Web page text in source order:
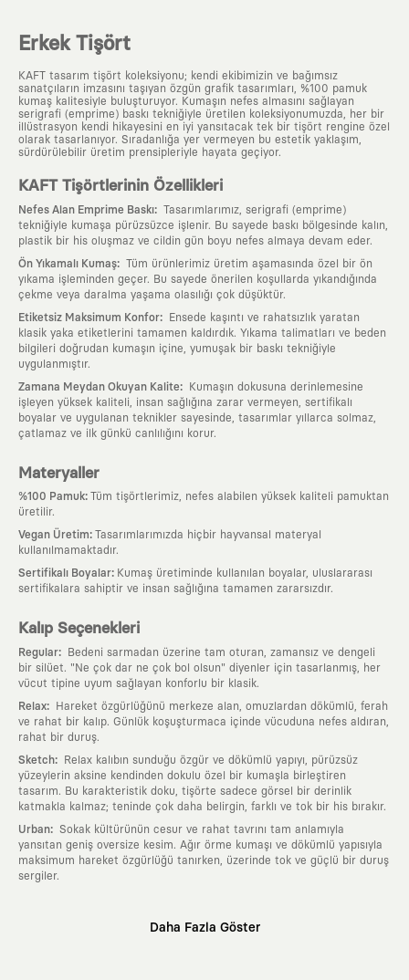
Erkek Tişört
KAFT tasarım tişört koleksiyonu; kendi ekibimizin ve bağımsız
sanatçıların imzasını taşıyan özgün grafik tasarımları, %100 pamuk
kumaş kalitesiyle buluşturuyor. Kumaşın nefes almasını sağlayan
serigrafi (emprime) baskı tekniğiyle üretilen koleksiyonumuzda, her bir
illüstrasyon kendi hikayesini en iyi yansıtacak tek bir tişört rengine özel
olarak tasarlanıyor. Sıradanlığa yer vermeyen bu estetik yaklaşım,
sürdürülebilir üretim prensipleriyle hayata geçiyor.
KAFT Tişörtlerinin Özellikleri
Nefes Alan Emprime Baskı: Tasarımlarımız, serigrafi (emprime)
tekniğiyle kumaşa pürüzsüzce işlenir. Bu sayede baskı bölgesinde kalın,
plastik bir his oluşmaz ve cildin gün boyu nefes almaya devam eder.
Ön Yıkamalı Kumaş: Tüm ürünlerimiz üretim aşamasında özel bir ön
yıkama işleminden geçer. Bu sayede önerilen koşullarda yıkandığında
çekme veya daralma yaşama olasılığı çok düşüktür.
Etiketsiz Maksimum Konfor:
Ensede kaşıntı ve rahatsızlık yaratan
klasik yaka etiketlerini tamamen kaldırdık. Yıkama talimatları ve beden
bilgileri doğrudan kumaşın içine, yumuşak bir baskı tekniğiyle
uygulanmıştır.
Zamana Meydan Okuyan Kalite:
Kumaşın dokusuna derinlemesine
işleyen yüksek kaliteli, insan sağlığına zarar vermeyen, sertifikalı
boyalar ve uygulanan teknikler sayesinde, tasarımlar yıllarca solmaz,
çatlamaz ve ilk günkü canlılığını korur.
Materyaller
%100 Pamuk: Tüm tişörtlerimiz, nefes alabilen yüksek kaliteli pamuktan
üretilir.
Vegan Üretim: Tasarımlarımızda hiçbir hayvansal materyal
kullanılmamaktadır.
Sertifikalı Boyalar: Kumaş üretiminde kullanılan boyalar, uluslararası
sertifikalara sahiptir ve insan sağlığına tamamen zararsızdır.
Kalıp Seçenekleri
Regular:
Bedeni sarmadan üzerine tam oturan, zamansız ve dengeli
bir silüet. "Ne çok dar ne çok bol olsun" diyenler için tasarlanmış, her
vücut tipine uyum sağlayan konforlu bir klasik.
Relax:
Hareket özgürlüğünü merkeze alan, omuzlardan dökümlü, ferah
ve rahat bir kalıp. Günlük koşuşturmaca içinde vücuduna nefes aldıran,
rahat bir duruş.
Sketch:
Relax kalıbın sunduğu özgür ve dökümlü yapıyı, pürüzsüz
yüzeylerin aksine kendinden dokulu özel bir kumaşla birleştiren
tasarım. Bu karakteristik doku, tişörte sadece görsel bir derinlik
katmakla kalmaz; teninde çok daha belirgin, farklı ve tok bir his bırakır.
Urban: Sokak kültürünün cesur ve rahat tavrını tam anlamıyla
yansıtan geniş oversize kesim. Ağır örme kumaşı ve dökümlü yapısıyla
maksimum hareket özgürlüğü tanırken, üzerinde tok ve güçlü bir duruş
sergiler.
Daha Fazla Göster